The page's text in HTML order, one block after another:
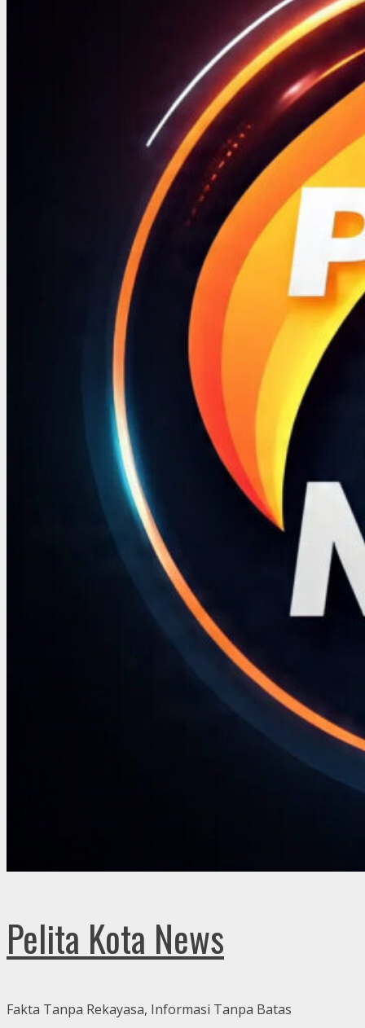
Pelita Kota News
Fakta Tanpa Rekayasa, Informasi Tanpa Batas